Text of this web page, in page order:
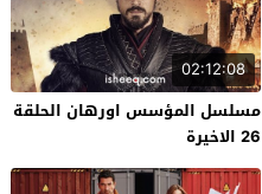
02:12:08
مسلسل المؤسس اورهان الحلقة
26 الاخيرة